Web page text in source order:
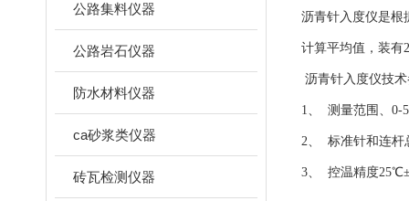
公路集料仪器
公路岩石仪器
防水材料仪器
ca砂浆类仪器
砖瓦检测仪器
沥青针入度仪是根
计算平均值，装有
沥青针入度仪技
1、 测量范围、0-
2、 标准针和连杆
3、 控温精度